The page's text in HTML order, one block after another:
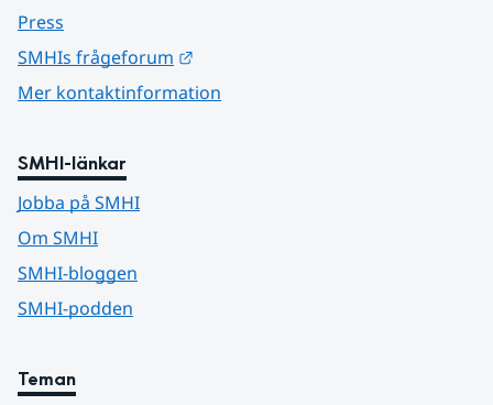
Press
SMHIs frågeforum
Mer kontaktinformation
SMHI-länkar
Jobba på SMHI
Om SMHI
SMHI-bloggen
SMHI-podden
Teman